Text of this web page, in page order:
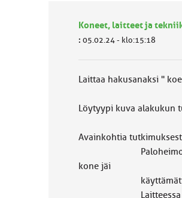
Koneet, laitteet ja
: 05.02.24 - klo:15:18
Laittaa hakusanaksi "
Löytyypi kuva alakukun
Avainkohtia
Paloheimo Oy
kone jäi
käyttämättömäksi,
Laitteessa